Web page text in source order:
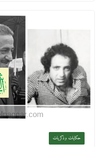
حكايات وذكريات